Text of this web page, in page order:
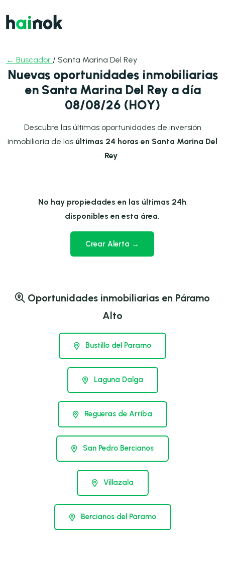
← Buscador / Santa Marina Del Rey
Nuevas oportunidades inmobiliarias
en Santa Marina Del Rey a día
08/08/26 (HOY)
Descubre las últimas oportunidades de inversión
inmobiliaria de las últimas 24 horas en Santa Marina Del
Rey.
No hay propiedades en las últimas 24h
disponibles en esta área.
Crear Alerta →
Oportunidades inmobiliarias en Páramo
Alto
Bustillo del Paramo
Laguna Dalga
Regueras de Arriba
San Pedro Bercianos
Villazala
Bercianos del Paramo